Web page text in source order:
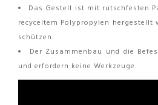
Das Gestell ist mit rutschfesten
recyceltem Polypropylen hergestellt
schützen.
Der Zusammenbau und die
und erfordern keine Werkzeuge.